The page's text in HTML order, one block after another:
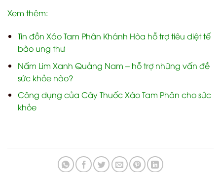
Xem thêm:
Tin đồn Xáo Tam Phân Khánh Hòa hỗ trợ tiêu diệt tế
bào ung thư
Nấm Lim Xanh Quảng Nam – hỗ trợ những vấn đề
sức khỏe nào?
Công dụng của Cây Thuốc Xáo Tam Phân cho sức
khỏe